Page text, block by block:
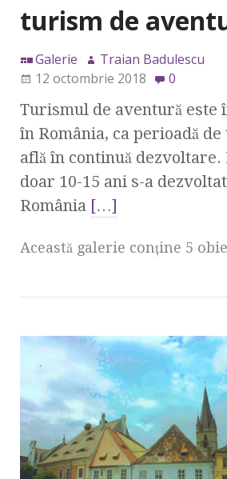
turism de
Galerie
Traian Badulescu
12 octombrie 2018
0
Turismul de aventură este
în România, ca perioadă
află în continuă dezvoltare.
doar 10-15 ani s-a
România […]
Această galerie conţine 5